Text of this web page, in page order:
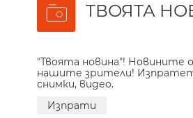
ТВОЯТА
"Твоята новина"! Новините
нашите зрители!
снимки, видео.
Изпрати